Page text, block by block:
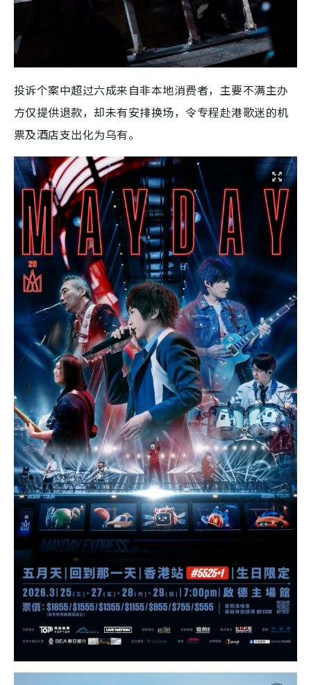
投诉个案中超过六成来自非本地消费者，主要不满主办
方仅提供退款，却未有安排换场，令专程赴港歌迷的机
票及酒店支出化为乌有。